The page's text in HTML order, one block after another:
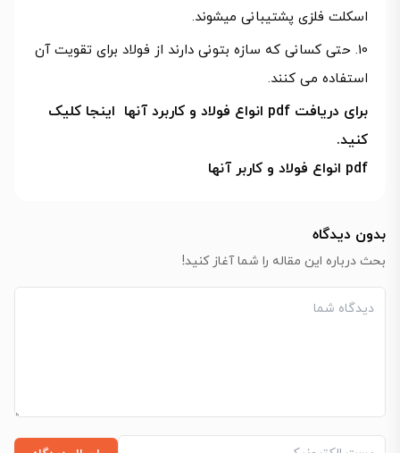
اسکلت فلزی پشتیبانی میشوند.
حتی کسانی که سازه بتونی دارند از فولاد برای تقویت آن
استفاده می کنند.
برای دریافت pdf انواع فولاد و کاربرد آنها اینجا کلیک
کنید.
pdf انواع فولاد و کاربر آنها
بدون دیدگاه
بحث درباره این مقاله را شما آغاز کنید!